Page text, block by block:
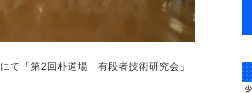
て「第2回朴道場 有段者技術研究会」